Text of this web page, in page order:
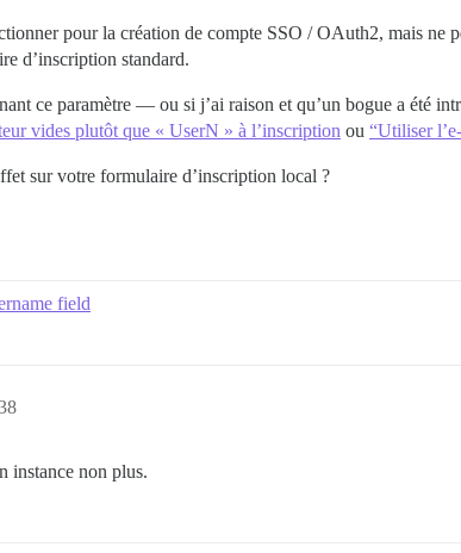
pour la création de compte SSO / OAuth2, mais ne
d’inscription standard.
ce paramètre — ou si j’ai raison et qu’un bogue a été
vides plutôt que « UserN » à l’inscription ou “Utiliser
sur votre formulaire d’inscription local ?
field
instance non plus.